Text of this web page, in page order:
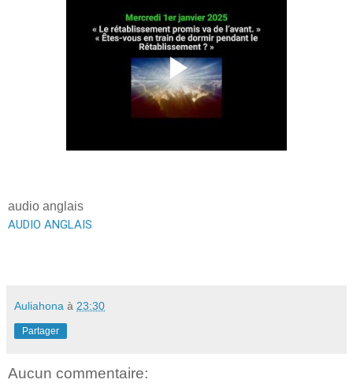
audio anglais
AUDIO ANGLAIS
Auliahona à 23:30
Partager
Aucun commentaire: